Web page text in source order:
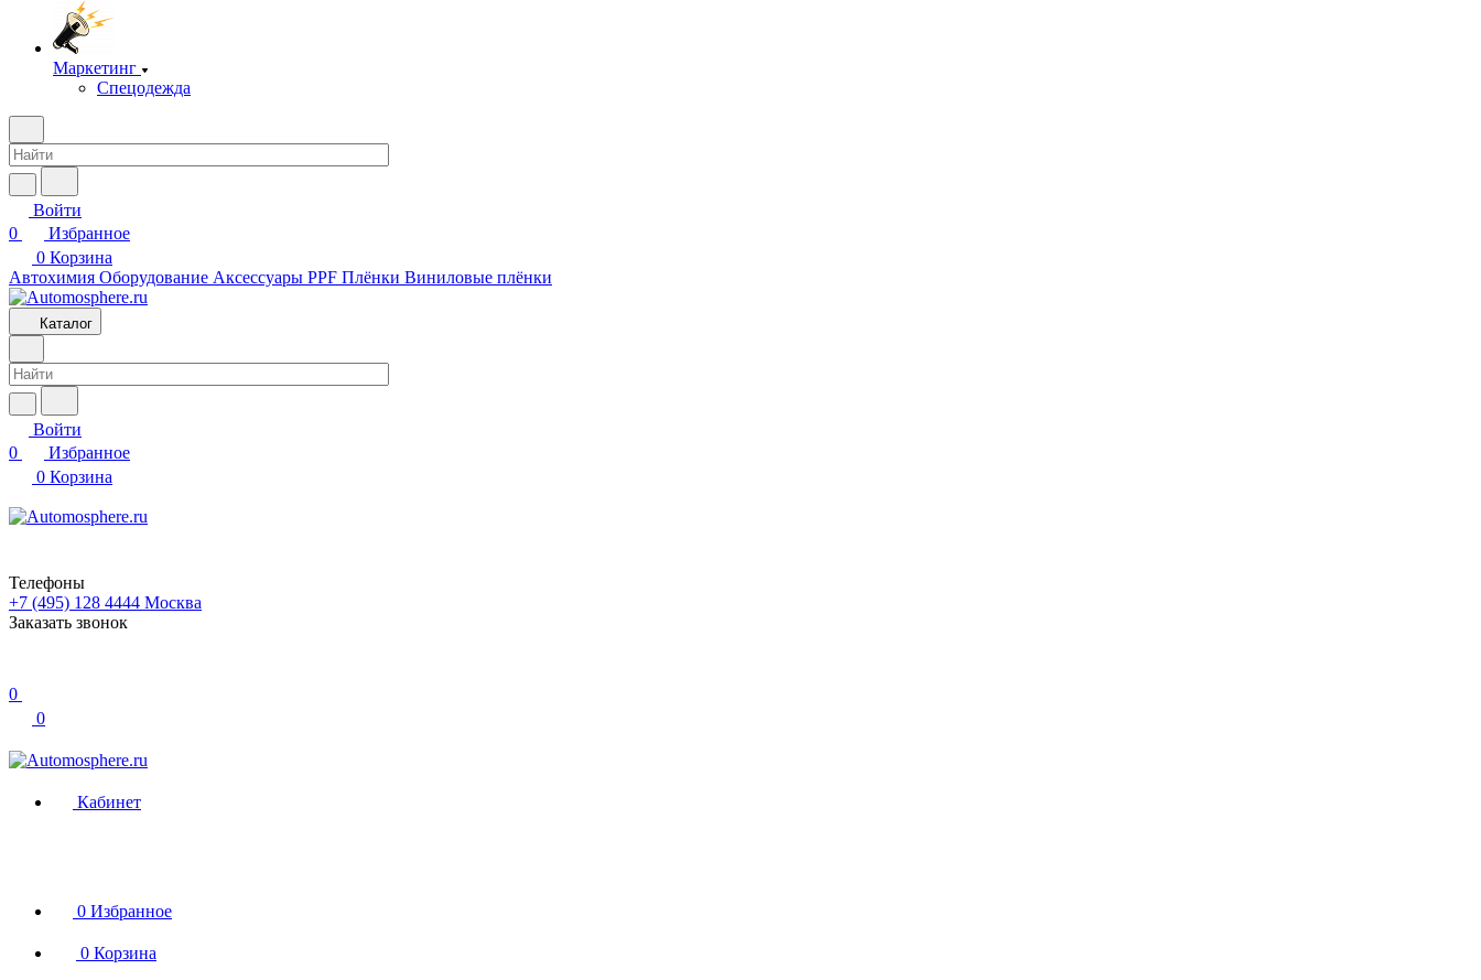
Маркетинг
Спецодежда
Войти
0
Избранное
0 Корзина
Автохимия Оборудование Аксессуары PPF Плёнки Виниловые плёнки
Каталог
Войти
0
Избранное
0 Корзина
Телефоны
+7 (495) 128 4444 Москва
Заказать звонок
0
0
Кабинет
0 Избранное
0 Корзина